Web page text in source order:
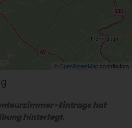
© OpenStreetMapcontributors
Eintrags hat
hinterlegt.